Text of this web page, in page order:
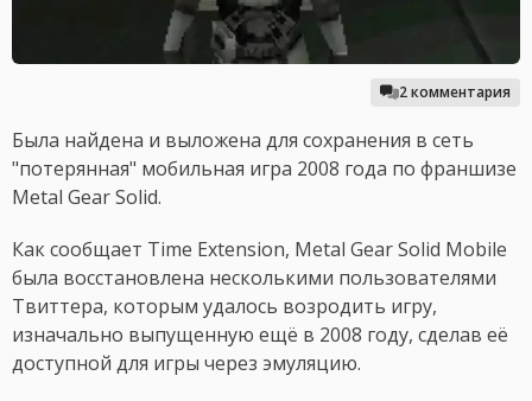
2 комментария
Была найдена и выложена для сохранения в сеть
"потерянная" мобильная игра 2008 года по франшизе
Metal Gear Solid.
Как сообщает Time Extension, Metal Gear Solid Mobile
была восстановлена несколькими пользователями
Твиттера, которым удалось возродить игру,
изначально выпущенную ещё в 2008 году, сделав её
доступной для игры через эмуляцию.